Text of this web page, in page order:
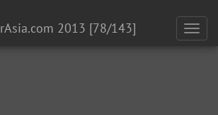
rAsia.com 2013 [78/143]